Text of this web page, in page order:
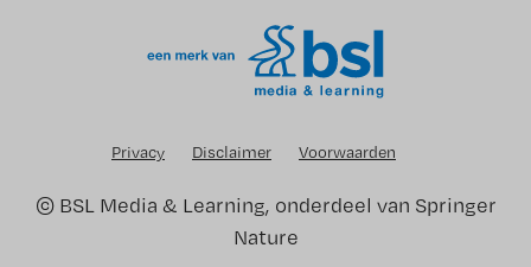
Privacy Disclaimer Voorwaarden
© BSL Media & Learning, onderdeel van Springer
Nature